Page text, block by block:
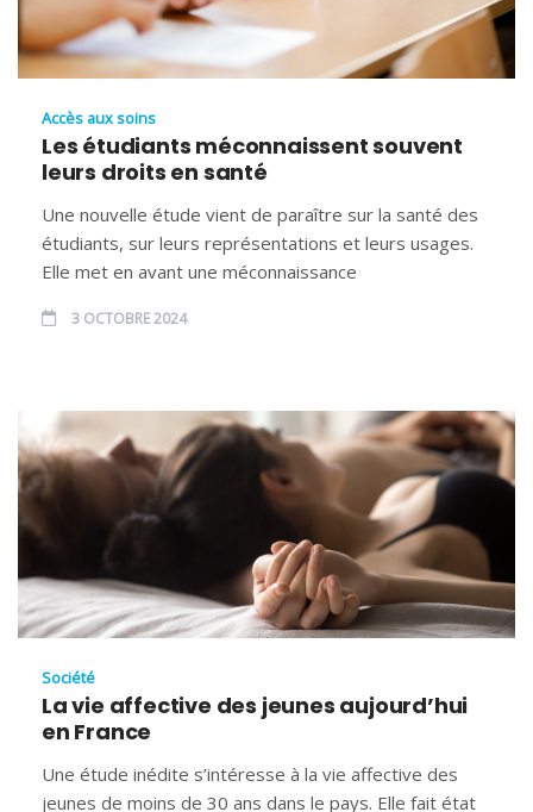
Accès aux soins
Les étudiants méconnaissent souvent
leurs droits en santé
Une nouvelle étude vient de paraître sur la santé des
étudiants, sur leurs représentations et leurs usages.
Elle met en avant une méconnaissance
3 OCTOBRE 2024
Société
La vie affective des jeunes aujourd’hui
en France
Une étude inédite s’intéresse à la vie affective des
jeunes de moins de 30 ans dans le pays. Elle fait état